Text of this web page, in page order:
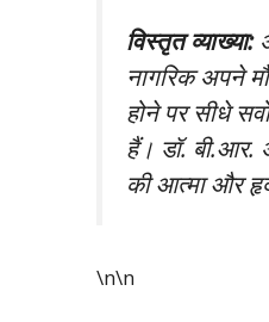
विस्तृत व्याख्या:
नागरिक अपने
होने पर सीधे
हैं। डॉ. बी.आर.
की आत्मा और
\n\n